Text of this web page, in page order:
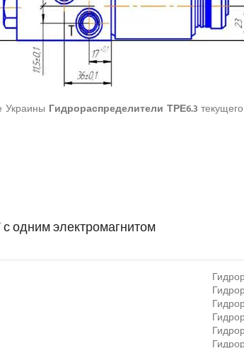
Украины Гидрораспределители ТРЕ6.3
одним электромагнитом